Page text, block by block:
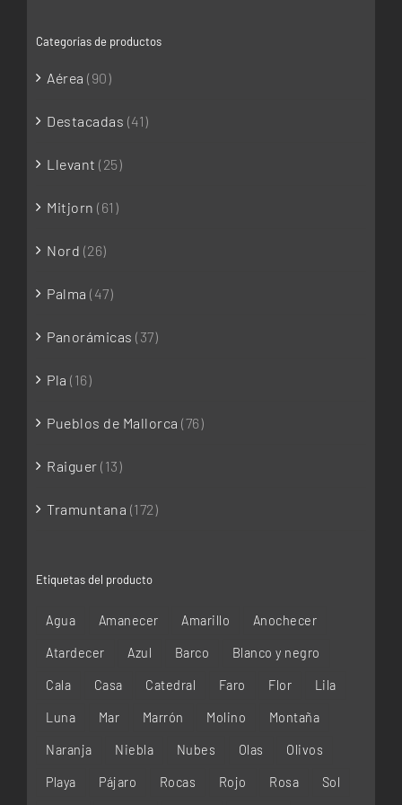
Categorías de productos
Aérea (90)
Destacadas (41)
Llevant (25)
Mitjorn (61)
Nord (26)
Palma (47)
Panorámicas (37)
Pla (16)
Pueblos de Mallorca (76)
Raiguer (13)
Tramuntana (172)
Etiquetas del producto
Agua Amanecer Amarillo Anochecer
Atardecer Azul Barco Blanco y negro
Cala Casa Catedral Faro Flor Lila
Luna Mar Marrón Molino Montaña
Naranja Niebla Nubes Olas Olivos
Playa Pájaro Rocas Rojo Rosa Sol